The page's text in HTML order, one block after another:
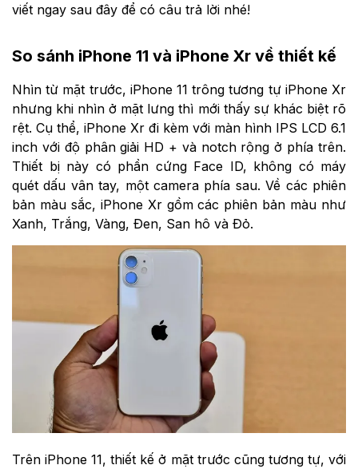
viết ngay sau đây để có câu trả lời nhé!
So sánh iPhone 11 và iPhone Xr về thiết kế
Nhìn từ mặt trước, iPhone 11 trông tương tự iPhone Xr
nhưng khi nhìn ở mặt lưng thì mới thấy sự khác biệt rõ
rệt. Cụ thể, iPhone Xr đi kèm với màn hình IPS LCD 6.1
inch với độ phân giải HD + và notch rộng ở phía trên.
Thiết bị này có phần cứng Face ID, không có máy
quét dấu vân tay, một camera phía sau. Về các phiên
bản màu sắc, iPhone Xr gồm các phiên bản màu như
Xanh, Trắng, Vàng, Đen, San hô và Đỏ.
Trên iPhone 11, thiết kế ở mặt trước cũng tương tự, với